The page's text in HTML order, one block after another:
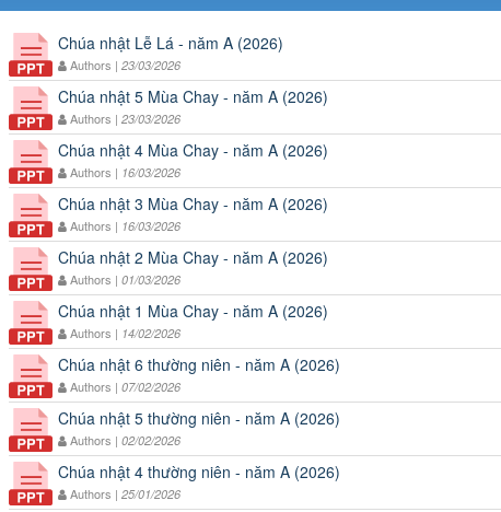
Chúa nhật Lễ Lá - năm A (2026)
Authors | 23/03/2026
Chúa nhật 5 Mùa Chay - năm A (2026)
Authors | 23/03/2026
Chúa nhật 4 Mùa Chay - năm A (2026)
Authors | 16/03/2026
Chúa nhật 3 Mùa Chay - năm A (2026)
Authors | 16/03/2026
Chúa nhật 2 Mùa Chay - năm A (2026)
Authors | 01/03/2026
Chúa nhật 1 Mùa Chay - năm A (2026)
Authors | 14/02/2026
Chúa nhật 6 thường niên - năm A (2026)
Authors | 07/02/2026
Chúa nhật 5 thường niên - năm A (2026)
Authors | 02/02/2026
Chúa nhật 4 thường niên - năm A (2026)
Authors | 25/01/2026